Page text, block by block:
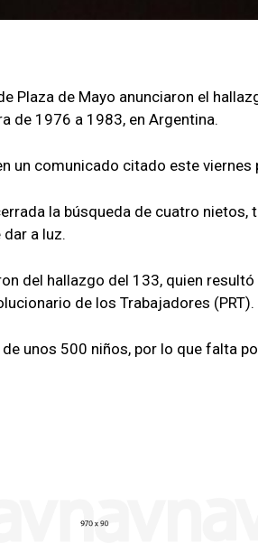
Plaza de Mayo anunciaron el
de 1976 a 1983, en Argentina.
un comunicado citado este viernes
la búsqueda de cuatro nietos,
a luz.
del hallazgo del 133, quien
de los Trabajadores (PRT).
unos 500 niños, por lo que falta